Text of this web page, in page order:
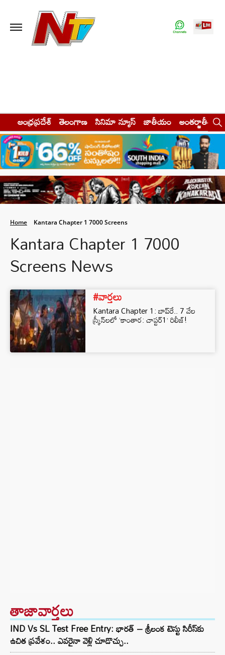
ఆంధ్రప్రదేశ్ తెలంగాణ సినిమా న్యూస్ జాతీయం అంతర్జాతీయం
Home Kantara Chapter 1 7000 Screens
Kantara Chapter 1 7000
Screens News
#వార్తలు
Kantara Chapter 1: బాప్‌రే.. 7 వేల
స్క్రీన్‌లలో ‘కాంతార: చాప్టర్‌1’ రిలీజ్!
తాజావార్తలు
IND Vs SL Test Free Entry: భారత్ – శ్రీలంక టెస్టు సిరీస్‌కు
ఉచిత ప్రవేశం.. ఎవరైనా వెళ్లి చూడొచ్చు..